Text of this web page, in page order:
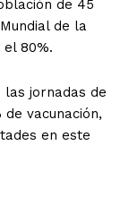
de 45
de la
el 80%.
jornadas de
vacunación,
en este